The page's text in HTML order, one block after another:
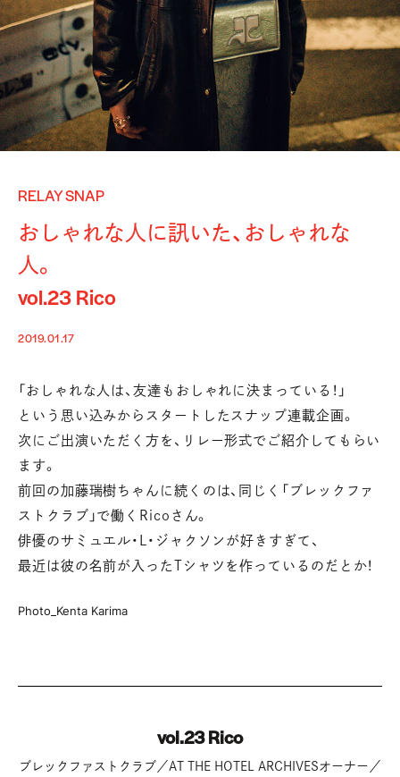
RELAY SNAP
おしゃれな人に訊いた、おしゃれな
人。
vol.23 Rico
2019.01.17
「おしゃれな人は、友達もおしゃれに決まっている！」
という思い込みからスタートしたスナップ連載企画。
次にご出演いただく方を、リレー形式でご紹介してもらい
ます。
前回の加藤瑞樹ちゃんに続くのは、同じく「ブレックファ
ストクラブ」で働くRicoさん。
俳優のサミュエル・L・ジャクソンが好きすぎて、
最近は彼の名前が入ったTシャツを作っているのだとか！
Photo_Kenta Karima
vol.23 Rico
ブレックファストクラブ／AT THE HOTEL ARCHIVESオーナー／